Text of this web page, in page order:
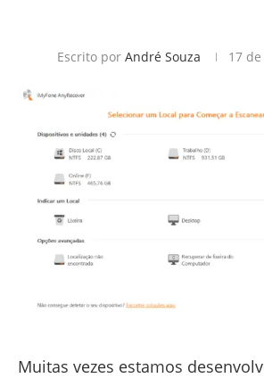
Escrito por André Souza 17
Muitas vezes estamos